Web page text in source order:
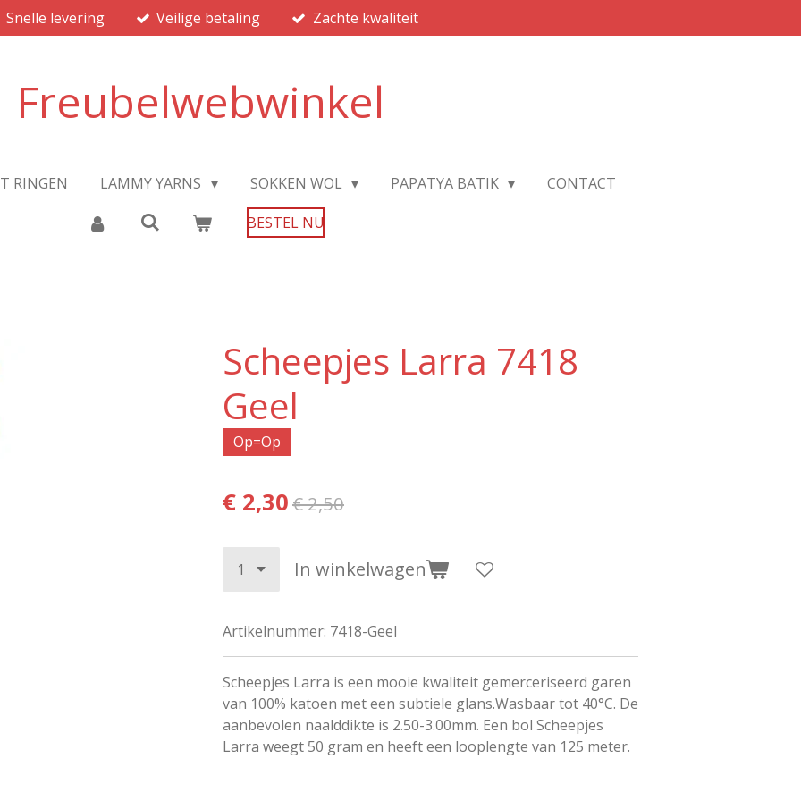
Snelle levering Veilige betaling Zachte kwaliteit
Freubelwebwinkel
RINGEN LAMMY YARNS SOKKEN WOL PAPATYA BATIK
CONTACT
BESTEL NU
Scheepjes Larra 7418
Geel
Op=Op
€ 2,30€ 2,50
In winkelwagen
Artikelnummer: 7418-Geel
Scheepjes Larra is een mooie kwaliteit gemerceriseerd garen
van 100% katoen met een subtiele glans.Wasbaar tot 40°C. De
aanbevolen naalddikte is 2.50-3.00mm. Een bol Scheepjes
Larra weegt 50 gram en heeft een looplengte van 125 meter.